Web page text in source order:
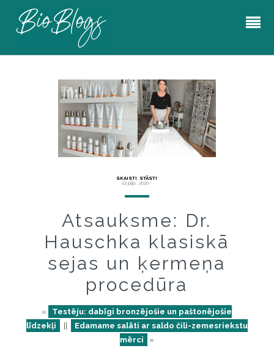
SKAISTI STĀSTI
02 jūlijs, 2020
Atsauksme: Dr.
Hauschka klasiskā
sejas un ķermeņa
procedūra
«
Testēju: dabīgi bronzējošie un paštonējošie
līdzekļi
Edamame salāti ar saldo čili-zemesriekstu
mērci
»